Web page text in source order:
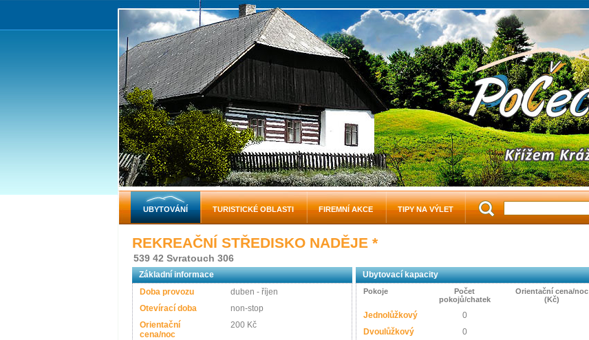
REKREAČNÍ STŘEDISKO NADĚJE *
539 42 Svratouch 306
Základní informace
Doba provozu
duben - říjen
Otevírací doba
non-stop
Orientační
cena/noc
200 Kč
Ubytovací kapacity
Pokoje
Počet
pokojů/chatek
Orientační cena/noc
(Kč)
Jednolůžkový
0
Dvoulůžkový
0
UBYTOVÁNÍ TURISTICKÉ OBLASTI FIREMNÍ AKCE TIPY NA VÝLET